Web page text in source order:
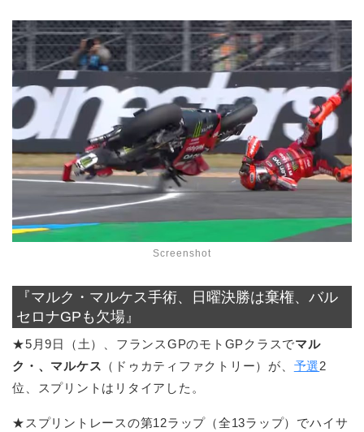
Screenshot
『マルク・マルケス手術、日曜決勝は棄権、バル
セロナGPも欠場』
★5月9日（土）、フランスGPのモトGPクラスでマル
ク・、マルケス （ドゥカティファクトリー）が、 予選2
位、スプリントはリタイアした。
★スプリントレースの第12ラップ（全13ラップ）でハイサ